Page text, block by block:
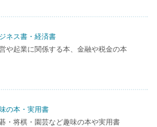
ネス書・経済書
や起業に関係する本、金融や税金の本
の本・実用書
・将棋・園芸など趣味の本や実用書